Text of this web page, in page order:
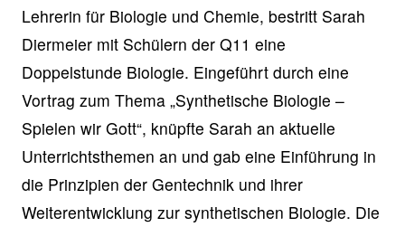
Lehrerin für Biologie und Chemie, bestritt Sarah
Diermeier mit Schülern der Q11 eine
Doppelstunde Biologie. Eingeführt durch eine
Vortrag zum Thema „Synthetische Biologie –
Spielen wir Gott“, knüpfte Sarah an aktuelle
Unterrichtsthemen an und gab eine Einführung in
die Prinzipien der Gentechnik und ihrer
Weiterentwicklung zur synthetischen Biologie. Die